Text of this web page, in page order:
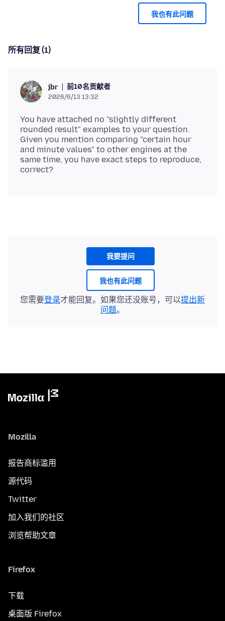
我也有此问题
所有回复 (1)
jbr 前10名贡献者
2026/6/13 13:32
You have attached no "slightly different
rounded result" examples to your question.
Given you mention comparing "certain hour
and minute values" to other engines at the
same time, you have exact steps to reproduce,
我要提问
我也有此问题
您需要登录才能回复。如果您还没账号，可以提出新
问题。
Mozilla
报告商标滥用
源代码
Twitter
加入我们的社区
浏览帮助文章
Firefox
下载
桌面版 Firefox